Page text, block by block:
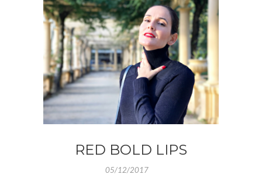
RED BOLD LIPS
05/12/2017